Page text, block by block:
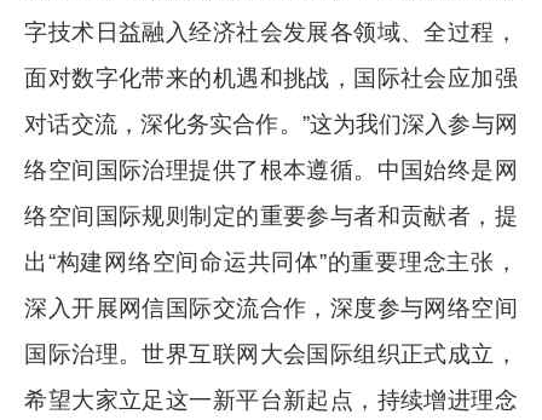
字技术日益融入经济社会发展各领域、全过程，
面对数字化带来的机遇和挑战，国际社会应加强
对话交流，深化务实合作。”这为我们深入参与网
络空间国际治理提供了根本遵循。中国始终是网
络空间国际规则制定的重要参与者和贡献者，提
出“构建网络空间命运共同体”的重要理念主张，
深入开展网信国际交流合作，深度参与网络空间
国际治理。世界互联网大会国际组织正式成立，
希望大家立足这一新平台新起点，持续增进理念